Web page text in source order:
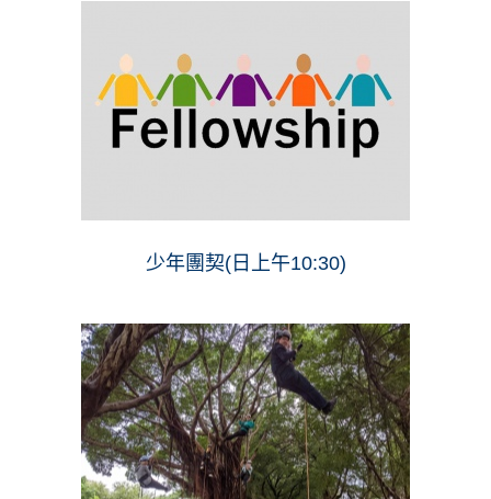
少年團契(日上午10:30)